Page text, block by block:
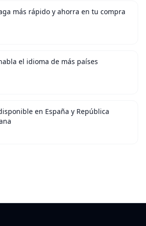
más rápido y ahorra en tu compra
el idioma de más países
en España y República